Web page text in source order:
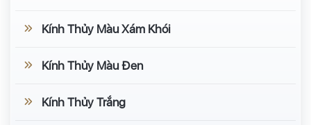
Kính Thủy Màu Xám Khói
Kính Thủy Màu Đen
Kính Thủy Trắng